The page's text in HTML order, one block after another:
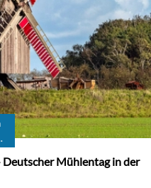
Mühlentag in der